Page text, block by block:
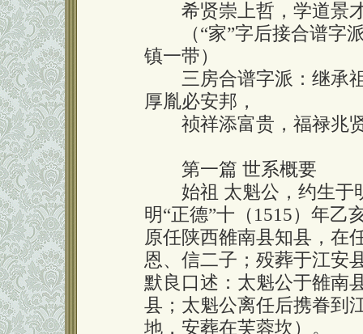
希贤崇上哲，学道景才
（“家”字后接合谱字派
镇一带）
三房合谱字派：继承祖
厚胤必安邦，
祯祥添富贵，福禄兆贤
第一篇 世系概要
始祖 太魁公，约生于明
明“正德”十（1515）年乙
原任陕西雒南县知县，在
恩、信二子；殁葬于江安
默良口述：太魁公于雒南
县；太魁公离任后携眷到
地，安葬在芙蓉坎）。